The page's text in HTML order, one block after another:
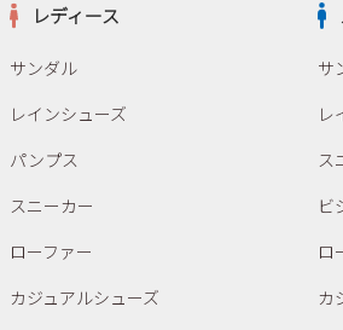
レディース
サンダル
レインシューズ
パンプス
スニーカー
ローファー
カジュアルシューズ
サ
レ
ス
ビ
ロ
カ